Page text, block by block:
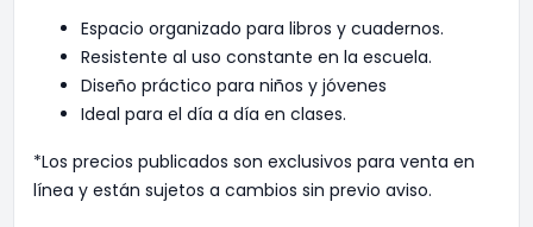
Espacio organizado para libros y cuadernos.
Resistente al uso constante en la escuela.
Diseño práctico para niños y jóvenes
Ideal para el día a día en clases.
*Los precios publicados son exclusivos para venta en
línea y están sujetos a cambios sin previo aviso.